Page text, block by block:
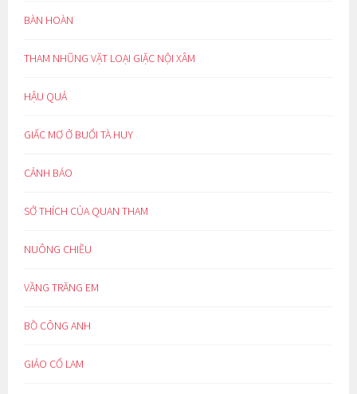
BÀN HOÀN
THAM NHŨNG VẶT LOẠI GIẶC NỘI XÂM
HẬU QUẢ
GIẤC MƠ Ở BUỔI TÀ HUY
CẢNH BÁO
SỞ THÍCH CỦA QUAN THAM
NUÔNG CHIỀU
VẦNG TRĂNG EM
BỒ CÔNG ANH
GIẢO CỔ LAM